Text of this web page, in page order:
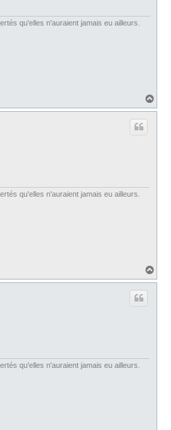
qu'elles n'auraient jamais eu ailleurs.
a
qu'elles n'auraient jamais eu ailleurs.
a
qu'elles n'auraient jamais eu ailleurs.